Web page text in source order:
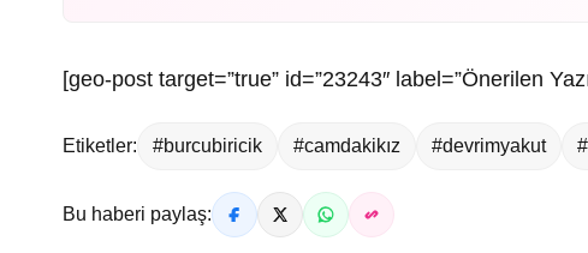
[geo-post target=”true” id=”23243″ label=”Önerilen
Etiketler: #burcubiricik #camdakikız #devrimyakut
Bu haberi paylaş: